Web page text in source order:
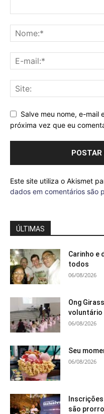
Salve meu nome, e-mail
próxima vez que eu
Este site utiliza o Akismet
dados em comentários são
ÚLTIMAS
Carinho e
todos
06/08/2026
Ong
voluntário
06/08/2026
Seu
06/08/2026
são